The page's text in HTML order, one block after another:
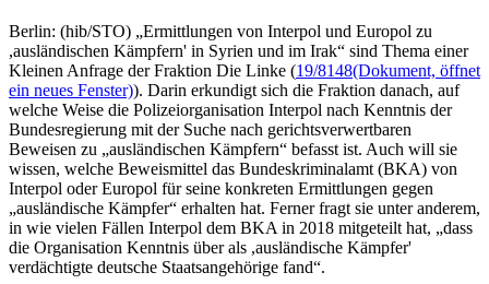
Berlin: (hib/STO) „Ermittlungen von Interpol und Europol zu
,ausländischen Kämpfern' in Syrien und im Irak“ sind Thema einer
Kleinen Anfrage der Fraktion Die Linke (19/8148(Dokument, öffnet
ein neues Fenster)). Darin erkundigt sich die Fraktion danach, auf
welche Weise die Polizeiorganisation Interpol nach Kenntnis der
Bundesregierung mit der Suche nach gerichtsverwertbaren
Beweisen zu „ausländischen Kämpfern“ befasst ist. Auch will sie
wissen, welche Beweismittel das Bundeskriminalamt (BKA) von
Interpol oder Europol für seine konkreten Ermittlungen gegen
„ausländische Kämpfer“ erhalten hat. Ferner fragt sie unter anderem,
in wie vielen Fällen Interpol dem BKA in 2018 mitgeteilt hat, „dass
die Organisation Kenntnis über als ,ausländische Kämpfer'
verdächtigte deutsche Staatsangehörige fand“.